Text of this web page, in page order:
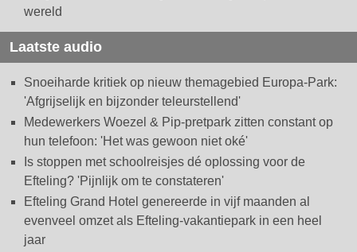
wereld
Laatste audio
Snoeiharde kritiek op nieuw themagebied Europa-Park:
'Afgrijselijk en bijzonder teleurstellend'
Medewerkers Woezel & Pip-pretpark zitten constant op
hun telefoon: 'Het was gewoon niet oké'
Is stoppen met schoolreisjes dé oplossing voor de
Efteling? 'Pijnlijk om te constateren'
Efteling Grand Hotel genereerde in vijf maanden al
evenveel omzet als Efteling-vakantiepark in een heel
jaar